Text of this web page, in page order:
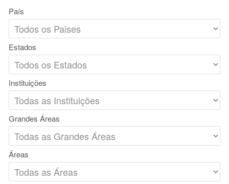
País
Estados
Instituições
Grandes Áreas
Áreas